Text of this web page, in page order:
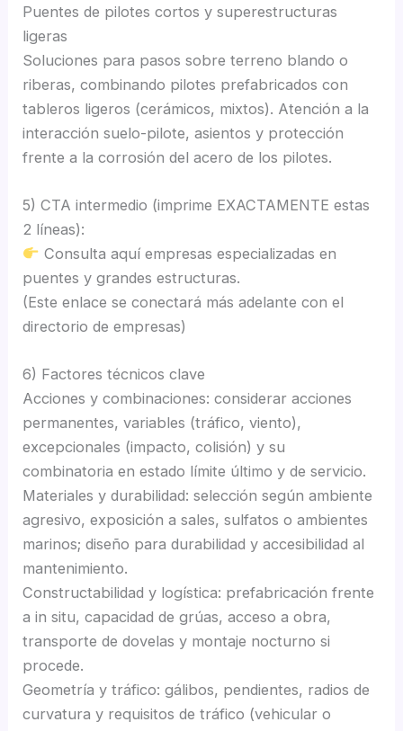
Puentes de pilotes cortos y superestructuras
ligeras
Soluciones para pasos sobre terreno blando o
riberas, combinando pilotes prefabricados con
tableros ligeros (cerámicos, mixtos). Atención a la
interacción suelo-pilote, asientos y protección
frente a la corrosión del acero de los pilotes.
5) CTA intermedio (imprime EXACTAMENTE estas
2 líneas):
Consulta aquí empresas especializadas en
puentes y grandes estructuras.
(Este enlace se conectará más adelante con el
directorio de empresas)
6) Factores técnicos clave
Acciones y combinaciones: considerar acciones
permanentes, variables (tráfico, viento),
excepcionales (impacto, colisión) y su
combinatoria en estado límite último y de servicio.
Materiales y durabilidad: selección según ambiente
agresivo, exposición a sales, sulfatos o ambientes
marinos; diseño para durabilidad y accesibilidad al
mantenimiento.
Constructabilidad y logística: prefabricación frente
a in situ, capacidad de grúas, acceso a obra,
transporte de dovelas y montaje nocturno si
procede.
Geometría y tráfico: gálibos, pendientes, radios de
curvatura y requisitos de tráfico (vehicular o